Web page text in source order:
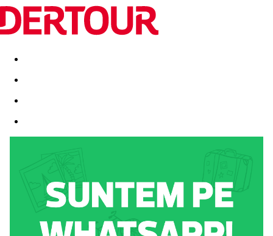
Destinatii Vacanta perfecta OFERTE DE NERATAT